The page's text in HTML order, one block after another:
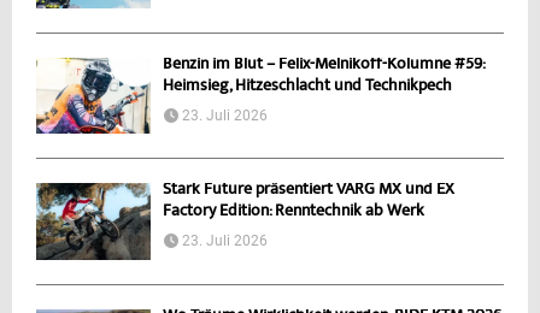
Benzin im Blut – Felix-Melnikoff-Kolumne #59:
Heimsieg, Hitzeschlacht und Technikpech
23. Juli 2026
Stark Future präsentiert VARG MX und EX
Factory Edition: Renntechnik ab Werk
23. Juli 2026